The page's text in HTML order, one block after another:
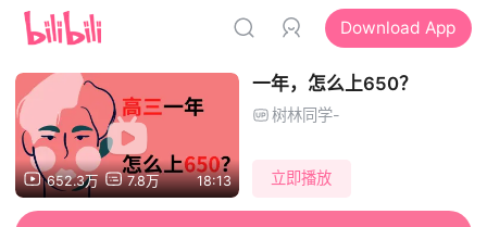
Download App
652.3万 7.8万 18:13
一年，怎么上650？
树林同学-
立即播放